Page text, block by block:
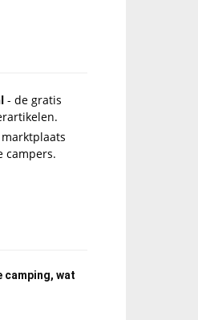
- de gratis
campers.
camping, wat